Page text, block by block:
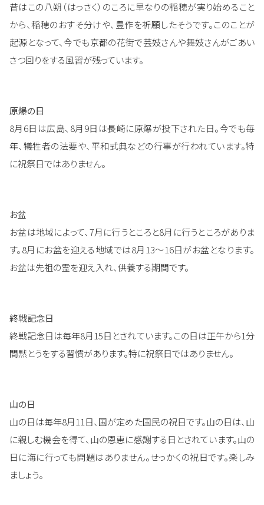
昔はこの八朔（はっさく）のころに早なりの稲穂が実り始めること
から、稲穂のおすそ分けや、豊作を祈願したそうです。このことが
起源となって、今でも京都の花街で芸妓さんや舞妓さんがごあい
さつ回りをする風習が残っています。
原爆の日
8月6日は広島、8月9日は長崎に原爆が投下された日。今でも毎
年、犠牲者の法要や、平和式典などの行事が行われています。特
に祝祭日ではありません。
お盆
お盆は地域によって、7月に行うところと8月に行うところがありま
す。8月にお盆を迎える地域では8月13～16日がお盆となります。
お盆は先祖の霊を迎え入れ、供養する期間です。
終戦記念日
終戦記念日は毎年8月15日とされています。この日は正午から1分
間黙とうをする習慣があります。特に祝祭日ではありません。
山の日
山の日は毎年8月11日、国が定めた国民の祝日です。山の日は、山
に親しむ機会を得て、山の恩恵に感謝する日とされています。山の
日に海に行っても問題はありません。せっかくの祝日です。楽しみ
ましょう。